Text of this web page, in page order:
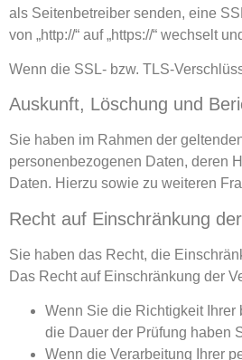
als Seitenbetreiber senden, eine
von „http://“ auf „https://“ wechselt
Wenn die SSL- bzw. TLS-
Auskunft, Löschung und
Sie haben im Rahmen der
personenbezogenen Daten, deren
Daten. Hierzu sowie zu weiteren
Recht auf Einschränkung
Sie haben das Recht, die
Das Recht auf Einschränkung der
Wenn Sie die Richtigkeit Ihrer
die Dauer der Prüfung haben
Wenn die Verarbeitung Ihrer